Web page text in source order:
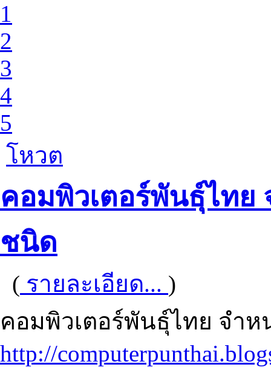
1
2
3
4
5
โหวต
คอมพิวเตอร์พันธุ์ไทย
ชนิด
( รายละเอียด... )
คอมพิวเตอร์พันธุ์ไทย จำ
http://